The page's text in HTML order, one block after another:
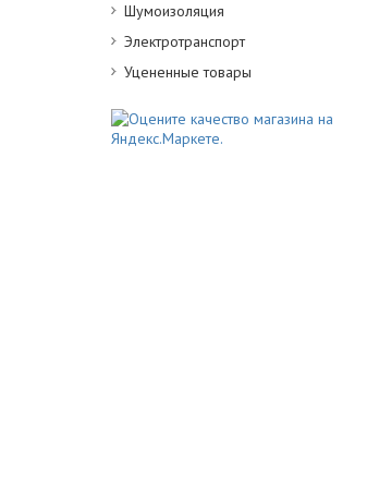
Шумоизоляция
Электротранспорт
Уцененные товары